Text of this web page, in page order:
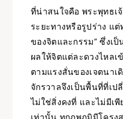
ที่น่าสนใจคือ พระพุทธเ
ระยะทางหรือรูปร่าง แ
ของจิตและกรรม” ซึ่งเ
ผลให้จิตแต่ละดวงไหลเ
ตามแรงสั่นของเจตนาเ
จักรวาลจึงเป็นพื้นที่ที่เป
ไม่ใช่สิ่งคงที่ และไม่มีเ